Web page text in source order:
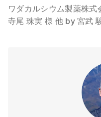
ワダカルシウム製薬株
寺尾 珠実 様 他 by 宮武